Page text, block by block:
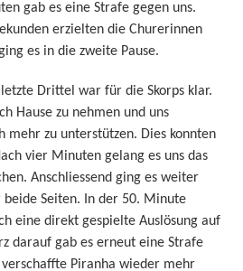
gab es eine Strafe gegen uns.
erzielten die Churerinnen
es in die zweite Pause.
Drittel war für die Skorps klar.
Hause zu nehmen und uns
mehr zu unterstützen. Dies konnten
vier Minuten gelang es uns das
Anschliessend ging es weiter
beide Seiten. In der 50. Minute
eine direkt gespielte Auslösung auf
darauf gab es erneut eine Strafe
verschaffte Piranha wieder mehr